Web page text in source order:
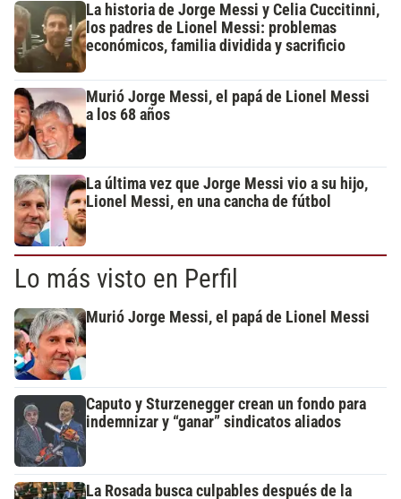
La historia de Jorge Messi y Celia Cuccitinni,
los padres de Lionel Messi: problemas
económicos, familia dividida y sacrificio
Murió Jorge Messi, el papá de Lionel Messi
a los 68 años
La última vez que Jorge Messi vio a su hijo,
Lionel Messi, en una cancha de fútbol
Lo más visto en Perfil
Murió Jorge Messi, el papá de Lionel Messi
Caputo y Sturzenegger crean un fondo para
indemnizar y “ganar” sindicatos aliados
La Rosada busca culpables después de la